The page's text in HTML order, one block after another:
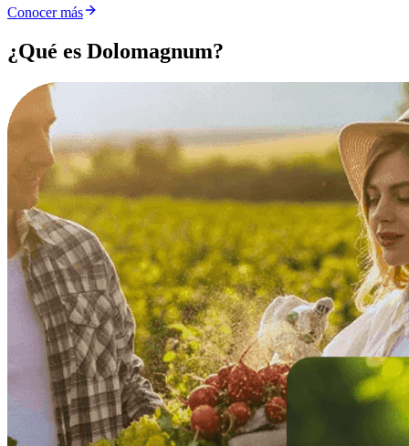
Conocer más
¿Qué es Dolomagnum?